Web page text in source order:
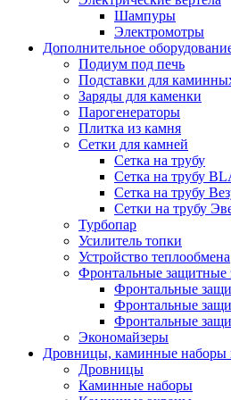
Шампуры
Электромотры
Дополнительное
Подиум под печь
Подставки для
Заряды для каменки
Парогенераторы
Плитка из камня
Сетки для камней
Сетка на трубу
Сетка на трубу
Сетка на трубу
Сетки на трубу
Турбопар
Усилитель топки
Устройство теплообмена
Фронтальные защитные
Фронтальные
Фронтальные
Фронтальные
Экономайзеры
Дровницы, каминные наборы
Дровницы
Каминные наборы